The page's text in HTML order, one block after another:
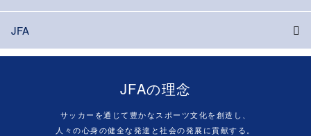
JFA
JFAの理念
サッカーを通じて豊かなスポーツ文化を創造し、
人々の心身の健全な発達と社会の発展に貢献する。